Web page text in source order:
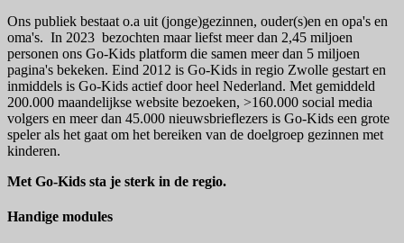
Ons publiek bestaat o.a uit (jonge)gezinnen, ouder(s)en en opa's en
oma's. In 2023 bezochten maar liefst meer dan 2,45 miljoen
personen ons Go-Kids platform die samen meer dan 5 miljoen
pagina's bekeken. Eind 2012 is Go-Kids in regio Zwolle gestart en
inmiddels is Go-Kids actief door heel Nederland. Met gemiddeld
200.000 maandelijkse website bezoeken, >160.000 social media
volgers en meer dan 45.000 nieuwsbrieflezers is Go-Kids een grote
speler als het gaat om het bereiken van de doelgroep gezinnen met
kinderen.
Met Go-Kids sta je sterk in de regio.
Handige modules